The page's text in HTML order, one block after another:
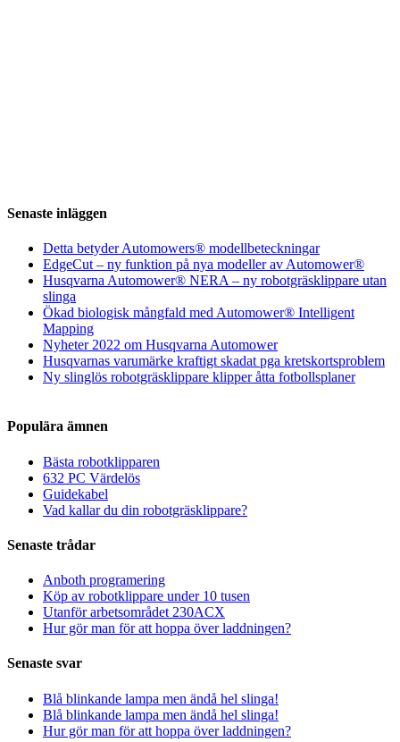
Senaste inläggen
Detta betyder Automowers® modellbeteckningar
EdgeCut – ny funktion på nya modeller av Automower®
Husqvarna Automower® NERA – ny robotgräsklippare utan
slinga
Ökad biologisk mångfald med Automower® Intelligent
Mapping
Nyheter 2022 om Husqvarna Automower
Husqvarnas varumärke kraftigt skadat pga kretskortsproblem
Ny slinglös robotgräsklippare klipper åtta fotbollsplaner
Populära ämnen
Bästa robotklipparen
632 PC Värdelös
Guidekabel
Vad kallar du din robotgräsklippare?
Senaste trådar
Anboth programering
Köp av robotklippare under 10 tusen
Utanför arbetsområdet 230ACX
Hur gör man för att hoppa över laddningen?
Senaste svar
Blå blinkande lampa men ändå hel slinga!
Blå blinkande lampa men ändå hel slinga!
Hur gör man för att hoppa över laddningen?